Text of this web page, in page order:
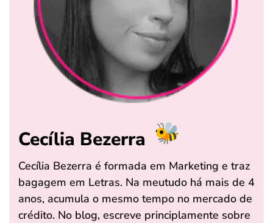
Cecília Bezerra
Cecília Bezerra é formada em Marketing e traz
bagagem em Letras. Na meutudo há mais de 4
anos, acumula o mesmo tempo no mercado de
crédito. No blog, escreve principlamente sobre